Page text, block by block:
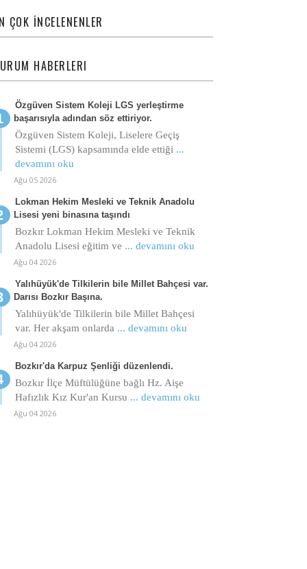
ÇOK İNCELENENLER
HABERLERI
Özgüven Sistem Koleji LGS yerleştirme
başarısıyla adından söz ettiriyor.
Özgüven Sistem Koleji, Liselere Geçiş
Sistemi (LGS) kapsamında elde ettiği ...
devamını oku
Ağu 05 2026
Lokman Hekim Mesleki ve Teknik Anadolu
Lisesi yeni binasına taşındı
Bozkır Lokman Hekim Mesleki ve Teknik
Anadolu Lisesi eğitim ve ... devamını oku
Ağu 04 2026
Yalıhüyük'de Tilkilerin bile Millet Bahçesi var.
Darısı Bozkır Başına.
Yalıhüyük'de Tilkilerin bile Millet Bahçesi
var. Her akşam onlarda ... devamını oku
Ağu 04 2026
Bozkır'da Karpuz Şenliği düzenlendi.
Bozkır İlçe Müftülüğüne bağlı Hz. Aişe
Hafızlık Kız Kur'an Kursu ... devamını oku
Ağu 04 2026